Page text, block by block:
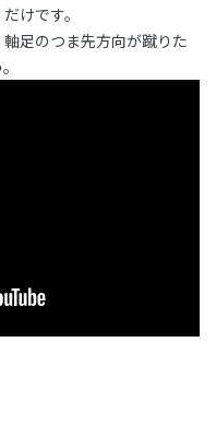
けです。
足のつま先方向が蹴りた